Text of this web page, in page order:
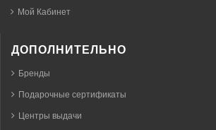
Мой Кабинет
ДОПОЛНИТЕЛЬНО
Бренды
Подарочные сертификаты
Центры выдачи